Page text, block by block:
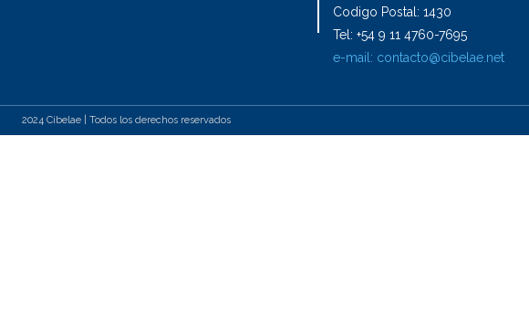
Codigo Postal: 1430
Tel: +54 9 11 4760-7695
e-mail: contacto@cibelae.net
2024 Cibelae | Todos los derechos reservados